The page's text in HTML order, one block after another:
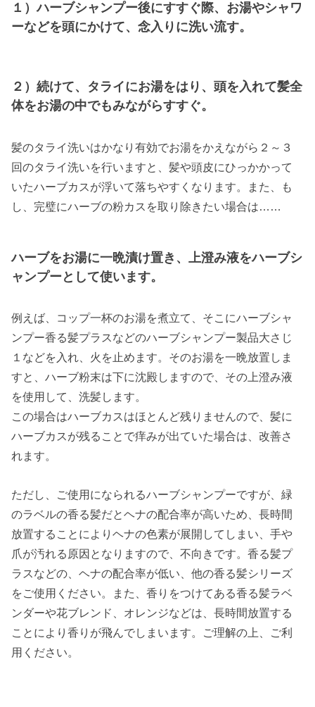
１）ハーブシャンプー後にすすぐ際、お湯やシャワ
ーなどを頭にかけて、念入りに洗い流す。
２）続けて、タライにお湯をはり、頭を入れて髪全
体をお湯の中でもみながらすすぐ。
髪のタライ洗いはかなり有効でお湯をかえながら２～３
回のタライ洗いを行いますと、髪や頭皮にひっかかって
いたハーブカスが浮いて落ちやすくなります。また、も
し、完璧にハーブの粉カスを取り除きたい場合は……
ハーブをお湯に一晩漬け置き、上澄み液をハーブシ
ャンプーとして使います。
例えば、コップ一杯のお湯を煮立て、そこにハーブシャ
ンプー香る髪プラスなどのハーブシャンプー製品大さじ
１などを入れ、火を止めます。そのお湯を一晩放置しま
すと、ハーブ粉末は下に沈殿しますので、その上澄み液
を使用して、洗髪します。
この場合はハーブカスはほとんど残りませんので、髪に
ハーブカスが残ることで痒みが出ていた場合は、改善さ
れます。
ただし、ご使用になられるハーブシャンプーですが、緑
のラベルの香る髪だとヘナの配合率が高いため、長時間
放置することによりヘナの色素が展開してしまい、手や
爪が汚れる原因となりますので、不向きです。香る髪プ
ラスなどの、ヘナの配合率が低い、他の香る髪シリーズ
をご使用ください。また、香りをつけてある香る髪ラベ
ンダーや花ブレンド、オレンジなどは、長時間放置する
ことにより香りが飛んでしまいます。ご理解の上、ご利
用ください。